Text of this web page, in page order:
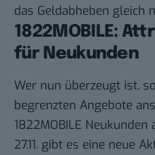
das Geldabheben gleich
1822MOBILE:
für Neukunden
Wer nun überzeugt ist,
begrenzten Angebote
1822MOBILE Neukunden
27.11. gibt es eine neue